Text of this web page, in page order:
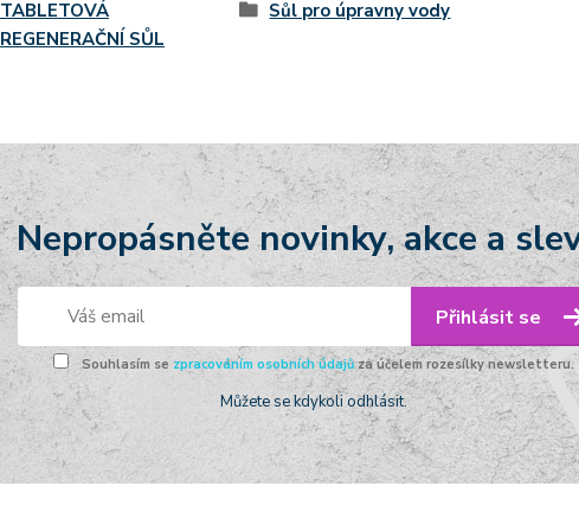
TABLETOVÁ
REGENERAČNÍ SŮL
Sůl pro úpravny vody
Nepropásněte novinky, akce a
Přihlásit se
Souhlasím se zpracováním osobních údajůza účelem rozesílky newsletteru.
Můžete se kdykoli odhlásit.